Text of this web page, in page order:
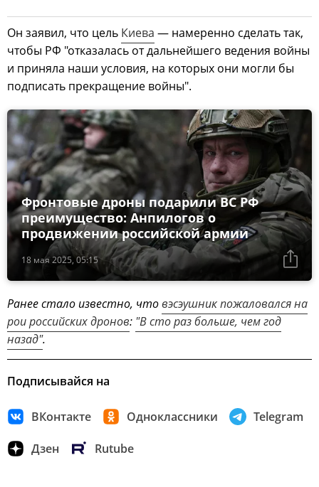
Он заявил, что цель Киева — намеренно сделать так,
чтобы РФ "отказалась от дальнейшего ведения войны
и приняла наши условия, на которых они могли бы
подписать прекращение войны".
18 мая 2025, 05:15
Фронтовые дроны подарили ВС РФ
преимущество: Анпилогов о
продвижении российской армии
Ранее стало известно, чтовэсэушник пожаловался на
рои российских дронов: "В сто раз больше, чем год
назад".
Подписывайся на
ВКонтакте Одноклассники Telegram
Дзен Rutube